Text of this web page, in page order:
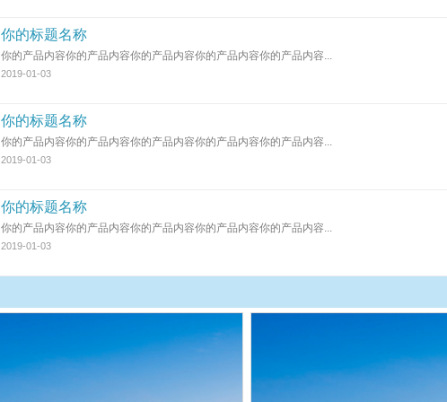
你的标题名称
你的产品内容你的产品内容你的产品内容你的产品内容你的产品内容...
2019-01-03
你的标题名称
你的产品内容你的产品内容你的产品内容你的产品内容你的产品内容...
2019-01-03
你的标题名称
你的产品内容你的产品内容你的产品内容你的产品内容你的产品内容...
2019-01-03